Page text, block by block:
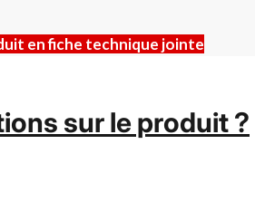
en fiche technique jointe
sur le produit ?